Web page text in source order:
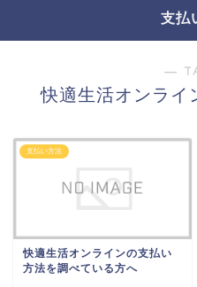
支払
―
快適生活オンライ
支払い方法
快適生活オンラインの支払い
方法を調べている方へ